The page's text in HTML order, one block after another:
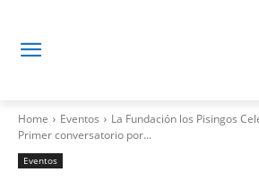
Home Eventos
La Fundación los Pisingos
Primer conversatorio por...
Eventos